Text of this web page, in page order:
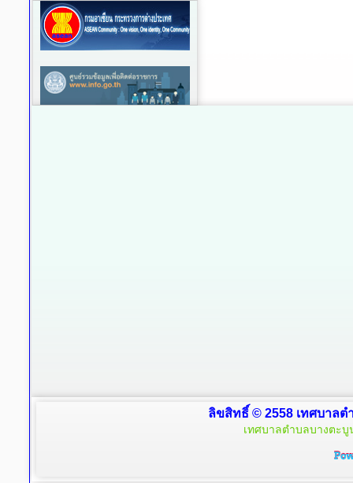
ลิขสิทธิ์ © 2558 เทศบาลต
เทศบาลตำบลบางตะบู